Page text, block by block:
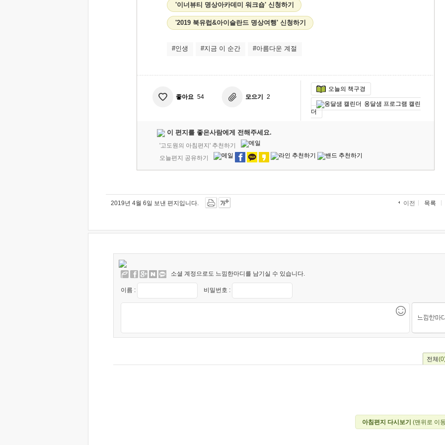
'이너뷰티 명상아카데미 워크숍' 신청하기
'2019 북유럽&아이슬란드 명상여행' 신청하기
#인생 #지금 이 순간 #아름다운 계절
좋아요 54 모으기 2
오늘의 책구경
옹달샘 프로그램 캘린
더
이 편지를 좋은사람에게 전해주세요.
'고도원의 아침편지' 추천하기
오늘편지 공유하기
2019년 4월 6일 보낸 편지입니다. 이전 목록
소셜 계정으로도 느낌한마디를 남기실 수 있습니다.
이름 : 비밀번호 :
전체
아침편지 다시보기 (맨위로 이